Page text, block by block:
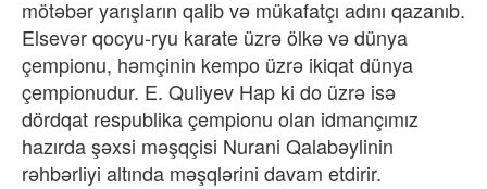
mötəbər yarışların qalib və mükafatçı adını qazanıb.
Elsevər qocyu-ryu karate üzrə ölkə və dünya
çempionu, həmçinin kempo üzrə ikiqat dünya
çempionudur. E. Quliyev Hap ki do üzrə isə
dördqat respublika çempionu olan idmançımız
hazırda şəxsi məşqçisi Nurani Qalabəylinin
rəhbərliyi altında məşqlərini davam etdirir.